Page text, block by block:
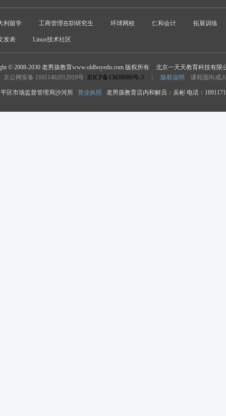
利留学 工商管理在职研究生 环球网校 仁和会计 拓展训练
发表 Linux技术社区
© 2008-2030 老男孩教育www.oldboyedu.com 版权所有
北京一天天教育科技有限
京公网安备 11011402012919号 京ICP备13038099号-3 版权说明 课程面向成
区市场监督管理局沙河所 营业执照 老男孩教育店内和解员：吴彬 电话：